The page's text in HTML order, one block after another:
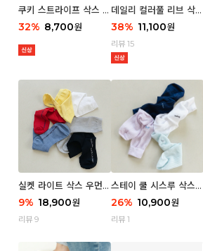
쿠키 스트라이프 삭스 우
먼 2P
32% 8,700원
데일리 컬러풀 리브 삭스
우먼 3P 세트
38% 11,100원
리뷰 15
실켓 라이트 삭스 우먼 3
P
9% 18,900원
리뷰 9
스테이 쿨 시스루 삭스
우먼 2P
26% 10,900원
리뷰 1